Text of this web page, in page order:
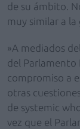
de su ámbito.
muy similar a la
»A mediados
del Parlamento
compromiso a
otras
de systemic
vez que el